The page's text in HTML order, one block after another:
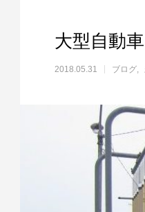
大型自動
2018.05.31 ブログ